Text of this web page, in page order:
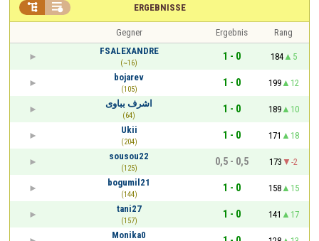
ERGEBNISSE
 
Gegner Ergebnis
Rang
FSALEXANDRE
(~16)
1 - 0 184
5
bojarev
(105)
1 - 0 199
12
اشرف بباوى
(64)
1 - 0 189
10
Ukii
(204)
1 - 0 171
18
sousou22
(125)
0,5 - 0,5 173
-2
bogumil21
(144)
1 - 0 158
15
tani27
(157)
1 - 0 141
17
Monika0